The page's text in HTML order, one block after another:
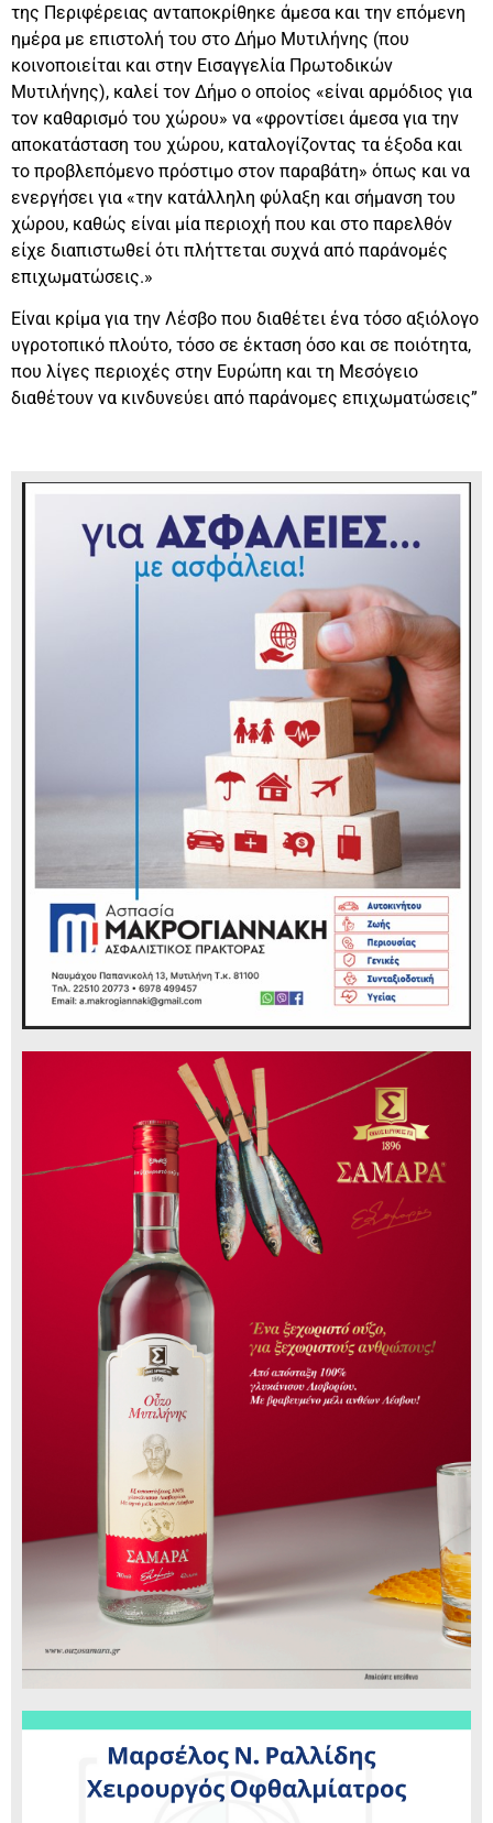
της Περιφέρειας ανταποκρίθηκε άμεσα και την επόμενη
ημέρα με επιστολή του στο Δήμο Μυτιλήνης (που
κοινοποιείται και στην Εισαγγελία Πρωτοδικών
Μυτιλήνης), καλεί τον Δήμο ο οποίος «είναι αρμόδιος για
τον καθαρισμό του χώρου» να «φροντίσει άμεσα για την
αποκατάσταση του χώρου, καταλογίζοντας τα έξοδα και
το προβλεπόμενο πρόστιμο στον παραβάτη» όπως και να
ενεργήσει για «την κατάλληλη φύλαξη και σήμανση του
χώρου, καθώς είναι µία περιοχή που και στο παρελθόν
είχε διαπιστωθεί ότι πλήττεται συχνά από παράνομές
επιχωματώσεις.»
Είναι κρίμα για την Λέσβο που διαθέτει ένα τόσο αξιόλογο
υγροτοπικό πλούτο, τόσο σε έκταση όσο και σε ποιότητα,
που λίγες περιοχές στην Ευρώπη και τη Μεσόγειο
διαθέτουν να κινδυνεύει από παράνομες επιχωματώσεις”